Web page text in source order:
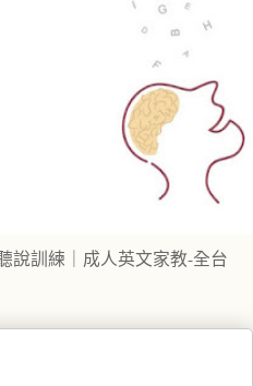
說訓練｜成人英文家教-全台